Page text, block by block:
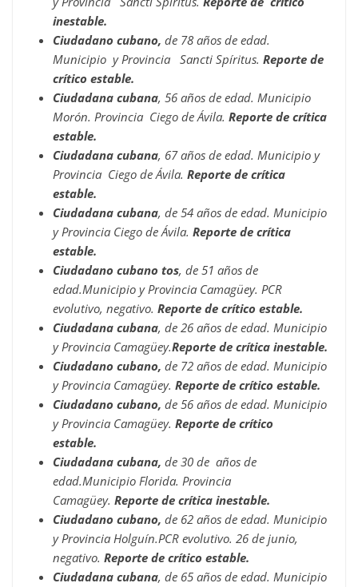
inestable.
Ciudadano cubano, de 78 años de edad.
Municipio y Provincia Sancti Spíritus. Reporte de
crítico estable.
Ciudadana cubana, 56 años de edad. Municipio
Morón. Provincia Ciego de Ávila. Reporte de crítica
estable.
Ciudadana cubana, 67 años de edad. Municipio y
Provincia Ciego de Ávila. Reporte de crítica
estable.
Ciudadana cubana, de 54 años de edad. Municipio
y Provincia Ciego de Ávila. Reporte de crítica
estable.
Ciudadano cubano tos, de 51 años de
edad.Municipio y Provincia Camagüey. PCR
evolutivo, negativo. Reporte de crítico estable.
Ciudadana cubana, de 26 años de edad. Municipio
y Provincia Camagüey.Reporte de crítica inestable.
Ciudadano cubano, de 72 años de edad. Municipio
y Provincia Camagüey. Reporte de crítico estable.
Ciudadano cubano, de 56 años de edad. Municipio
y Provincia Camagüey. Reporte de crítico
estable.
Ciudadana cubana, de 30 de años de
edad.Municipio Florida. Provincia
Camagüey. Reporte de crítica inestable.
Ciudadano cubano, de 62 años de edad. Municipio
y Provincia Holguín.PCR evolutivo. 26 de junio,
negativo. Reporte de crítico estable.
Ciudadana cubana, de 65 años de edad. Municipio